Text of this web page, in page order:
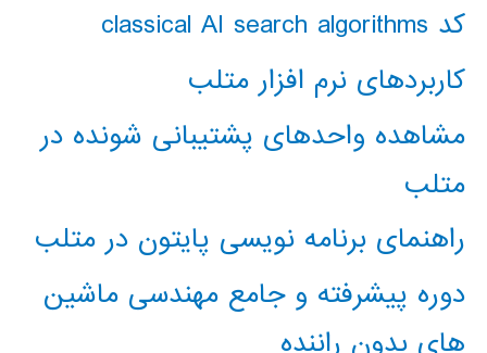
کد classical AI search algorithms
کاربردهای نرم افزار متلب
مشاهده واحدهای پشتیبانی شونده در
متلب
راهنمای برنامه نویسی پایتون در متلب
دوره پیشرفته و جامع مهندسی ماشین
های بدون راننده